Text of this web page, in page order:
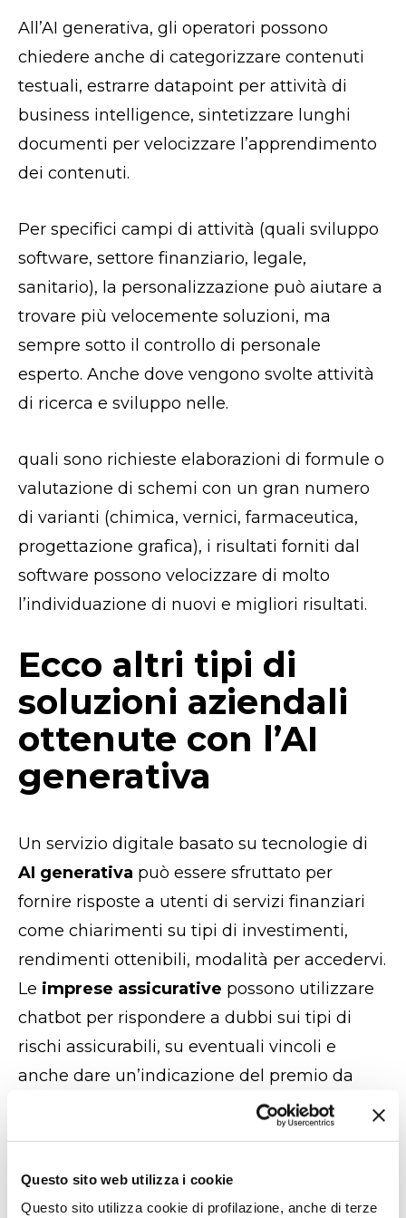
Questo sito web utilizza i cookie
Questo sito utilizza cookie di profilazione, anche di terze
All’AI generativa, gli operatori possono
chiedere anche di categorizzare contenuti
testuali, estrarre datapoint per attività di
business intelligence, sintetizzare lunghi
documenti per velocizzare l’apprendimento
dei contenuti.
Per specifici campi di attività (quali sviluppo
software, settore finanziario, legale,
sanitario), la personalizzazione può aiutare a
trovare più velocemente soluzioni, ma
sempre sotto il controllo di personale
esperto. Anche dove vengono svolte attività
di ricerca e sviluppo nelle.
quali sono richieste elaborazioni di formule o
valutazione di schemi con un gran numero
di varianti (chimica, vernici, farmaceutica,
progettazione grafica), i risultati forniti dal
software possono velocizzare di molto
l’individuazione di nuovi e migliori risultati.
Ecco altri tipi di
soluzioni aziendali
ottenute con l’AI
generativa
Un servizio digitale basato su tecnologie di
AI generativa può essere sfruttato per
fornire risposte a utenti di servizi finanziari
come chiarimenti su tipi di investimenti,
rendimenti ottenibili, modalità per accedervi.
Le imprese assicurative possono utilizzare
chatbot per rispondere a dubbi sui tipi di
rischi assicurabili, su eventuali vincoli e
anche dare un’indicazione del premio da
scrivendo le caratteristiche dei prodotti